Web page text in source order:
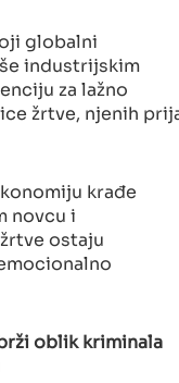
globalni
industrijskim
za lažno
žrtve, njenih
krađe
novcu i
ostaju
oblik kriminala